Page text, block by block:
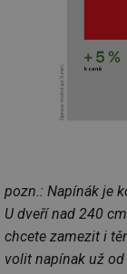
pozn.: Napínák je
U dveří nad 240
chcete zamezit i
volit napínak už